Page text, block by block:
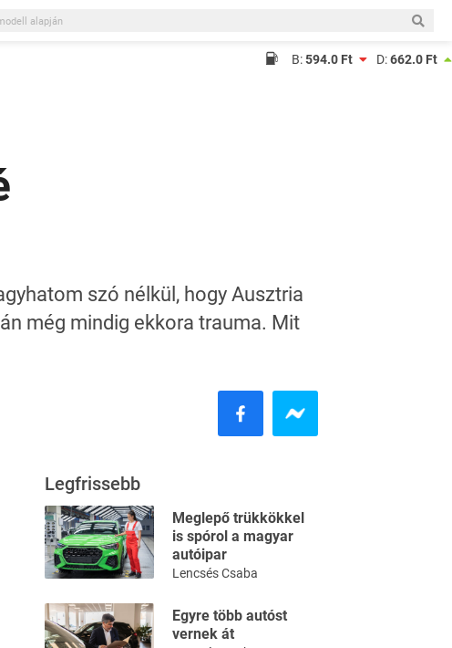
B:594.0 Ft D:662.0 Ft
szó nélkül, hogy Ausztria
még mindig ekkora trauma. Mit
Legfrissebb
Meglepő trükkökkel
is spórol a magyar
autóipar
Lencsés Csaba
Egyre több autóst
vernek át